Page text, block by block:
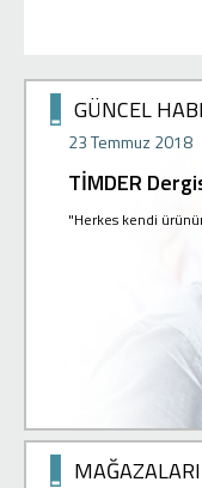
GÜNCEL
23 Temmuz 2018
"Herkes kendi